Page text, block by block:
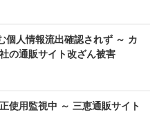
個人情報流出確認されず ～ カ
の通販サイト改ざん被害
使用監視中 ～ 三恵通販サイト